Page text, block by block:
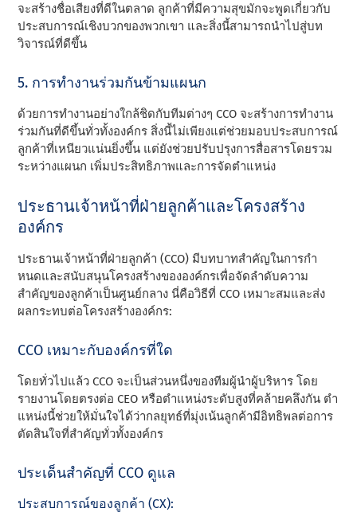
จะสร้างชื่อเสียงที่ดีในตลาด ลูกค้าที่มีความสุขมักจะพูดเกี่ยวกับ
ประสบการณ์เชิงบวกของพวกเขา และสิ่งนี้สามารถนําไปสู่บท
วิจารณ์ที่ดีขึ้น
5. การทํางานร่วมกันข้ามแผนก
ด้วยการทํางานอย่างใกล้ชิดกับทีมต่างๆ CCO จะสร้างการทํางาน
ร่วมกันที่ดีขึ้นทั่วทั้งองค์กร สิ่งนี้ไม่เพียงแต่ช่วยมอบประสบการณ์
ลูกค้าที่เหนียวแน่นยิ่งขึ้น แต่ยังช่วยปรับปรุงการสื่อสารโดยรวม
ระหว่างแผนก เพิ่มประสิทธิภาพและการจัดตําแหน่ง
ประธานเจ้าหน้าที่ฝ่ายลูกค้าและโครงสร้าง
องค์กร
ประธานเจ้าหน้าที่ฝ่ายลูกค้า (CCO) มีบทบาทสําคัญในการกํา
หนดและสนับสนุนโครงสร้างขององค์กรเพื่อจัดลําดับความ
สําคัญของลูกค้าเป็นศูนย์กลาง นี่คือวิธีที่ CCO เหมาะสมและส่ง
ผลกระทบต่อโครงสร้างองค์กร:
CCO เหมาะกับองค์กรที่ใด
โดยทั่วไปแล้ว CCO จะเป็นส่วนหนึ่งของทีมผู้นําผู้บริหาร โดย
รายงานโดยตรงต่อ CEO หรือตําแหน่งระดับสูงที่คล้ายคลึงกัน ตํา
แหน่งนี้ช่วยให้มั่นใจได้ว่ากลยุทธ์ที่มุ่งเน้นลูกค้ามีอิทธิพลต่อการ
ตัดสินใจที่สําคัญทั่วทั้งองค์กร
ประเด็นสําคัญที่ CCO ดูแล
ประสบการณ์ของลูกค้า (CX):